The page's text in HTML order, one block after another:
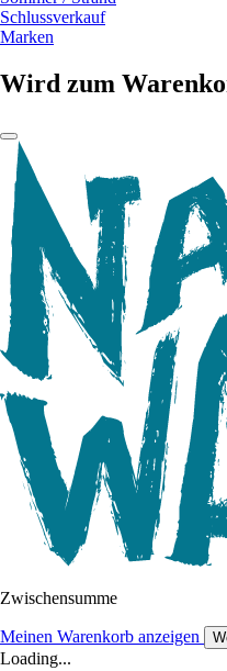
Schlussverkauf
Marken
Wird zum
Zwischensumme
Meinen Warenkorb anzeigen
Loading...